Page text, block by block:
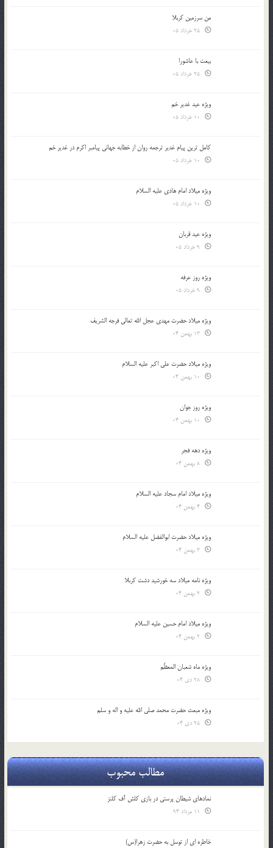
من سرزمین کربلا
بیعت با عاشورا
ویژه عید غدیر خم
کامل ترین پیام غدیر ترجمه روان از خطابه جهانی پیامبر اکرم در غدیر خم
ویژه میلاد امام هادی علیه السلام
ویژه عید قربان
ویژه روز عرفه
ویژه میلاد حضرت مهدی عجل الله تعالی فرجه الشريف
ویژه میلاد حضرت علی اکبر علیه السلام
ویژه روز جوان
ویژه دهه فجر
ویژه میلاد امام سجاد علیه السلام
ویژه میلاد حضرت ابوالفضل علیه السلام
ویژه نامه میلاد سه خورشید دشت کربلا
ویژه میلاد امام حسین علیه السلام
ویژه ماه شعبان المعظّم
ویژه مبعث حضرت محمد صلی الله علیه و اله و سلم
مطالب محبوب
نمادهای شیطان پرستی در بازی کلش آف کلنز
خاطره ای از توسل به حضرت زهرا(س)